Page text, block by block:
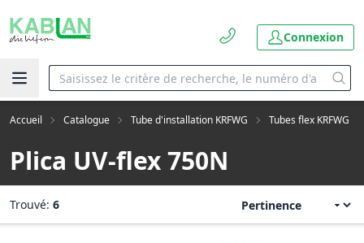
Connexion
Accueil Catalogue Tube d'installation KRFWG Tubes flex KRFWG
Plica UV-flex 750N
Trouvé: 6